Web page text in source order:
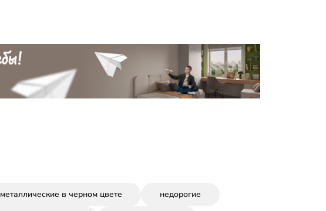
металлические в черном цвете недорогие